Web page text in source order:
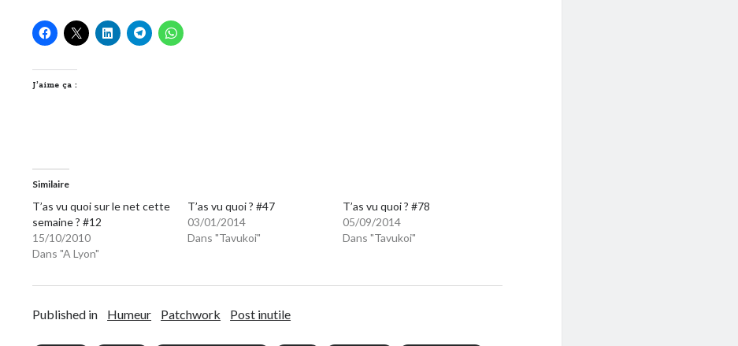
J’aime ça :
Similaire
T’as vu quoi sur le net cette
semaine ? #12
15/10/2010
Dans "A Lyon"
T’as vu quoi ? #47
03/01/2014
Dans "Tavukoi"
T’as vu quoi ? #78
05/09/2014
Dans "Tavukoi"
Published in Humeur Patchwork Post inutile